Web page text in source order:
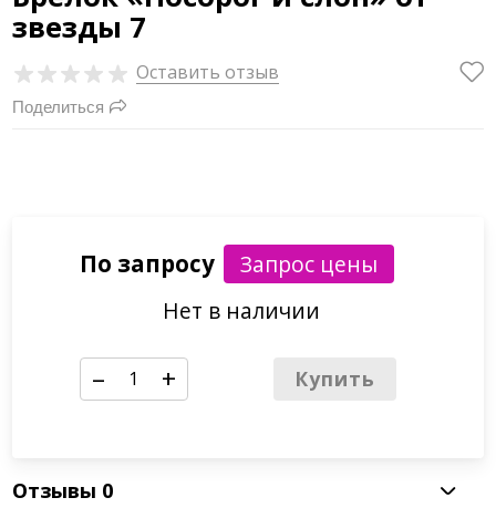
звезды 7
Оставить отзыв
Поделиться
По запросу
Нет в наличии
– + Купить
Отзывы 0